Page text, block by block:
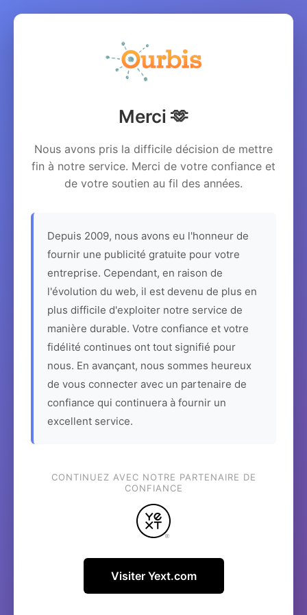
Merci 🫶
Nous avons pris la difficile décision de mettre
fin à notre service. Merci de votre confiance et
de votre soutien au fil des années.
Depuis 2009, nous avons eu l'honneur de
fournir une publicité gratuite pour votre
entreprise. Cependant, en raison de
l'évolution du web, il est devenu de plus en
plus difficile d'exploiter notre service de
manière durable. Votre confiance et votre
fidélité continues ont tout signifié pour
nous. En avançant, nous sommes heureux
de vous connecter avec un partenaire de
confiance qui continuera à fournir un
excellent service.
CONTINUEZ AVEC NOTRE PARTENAIRE DE
CONFIANCE
Visiter Yext.com